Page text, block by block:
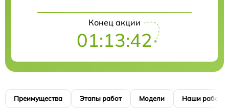
Конец акции
01:13:42
Преимущества Этапы работ Модели Наши работы